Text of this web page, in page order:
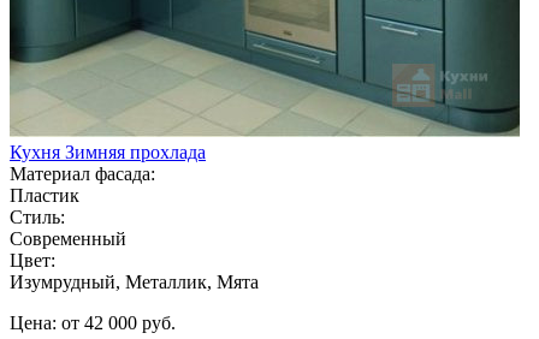
Кухня Зимняя прохлада
Материал фасада:
Пластик
Стиль:
Современный
Цвет:
Изумрудный, Металлик, Мята
Цена: от 42 000 руб.